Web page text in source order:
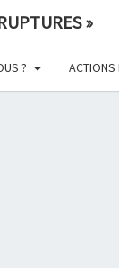
»
? ACTIONS